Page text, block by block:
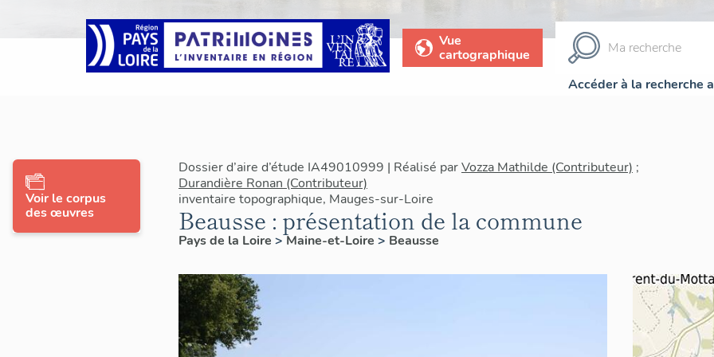
Vue
cartographique
Accéder à la recherche
Dossier d’aire d’étude IA49010999 | Réalisé parVozza Mathilde (Contributeur) ;
Durandière Ronan (Contributeur)
inventaire topographique, Mauges-sur-Loire
Beausse : présentation de la commune
Pays de la Loire >Maine-et-Loire > Beausse
Voir le corpus
des œuvres